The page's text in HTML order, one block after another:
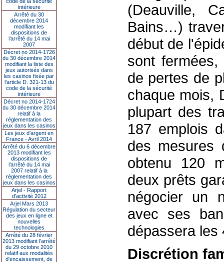
intérieure
Arrêté du 30
décembre 2014
modifiant les
dispositions de
l’arrêté du 14 mai
2007
Décret no 2014-1726
du 30 décembre 2014
modifiant la liste des
jeux autorisés dans
les casinos fixée par
l’article D. 321-13 du
code de la sécurité
intérieure
Décret no 2014-1724
du 30 décembre 2014
relatif à la
réglementation des
jeux dans les casinos
Les jeux d’argent en
France - Avril 2014
Arrêté du 6 décembre
2013 modifiant les
dispositions de
l’arrêté du 14 mai
2007 relatif à la
réglementation des
jeux dans les casinos
Arjel - Rapport
d'activité 2012
Arjel Mars 2013
Régulation du secteur
des jeux en ligne et
nouvelles
technologies
Arrêté du 28 février
2013 modifiant l'arrêté
du 29 octobre 2010
relatif aux modalités
d'encaissement, de
(Deauville,
Bains…)
début de
sont
de pertes de
chaque mois,
plupart des
187 emplois
des mesures
obtenu 120
deux prêts
négocier un
avec ses
dépassera les
Discrétion